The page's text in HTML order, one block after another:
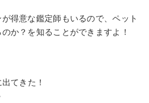
得意な鑑定師もいるので、ペット
か？を知ることができますよ！
てきた！